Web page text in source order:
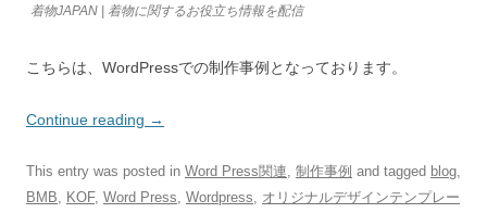
着物JAPAN | 着物に関するお役立ち情報を配信
こちらは、WordPressでの制作事例となっております。
Continue reading →
This entry was posted in Word Press関連 制作事例 and tagged blog
BMB
KOF, Word Press Wordpress
オリジナルデザインテンプレー